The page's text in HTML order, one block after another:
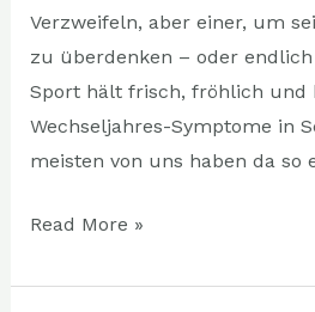
Verzweifeln, aber einer, um
zu überdenken – oder
Sport hält frisch, fröhlich und
Wechseljahres-Symptome in
meisten von uns haben da so
Read More »